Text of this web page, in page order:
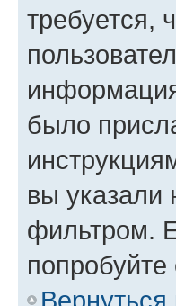
требуется,
было
вы указали
фильтром.
Вернуться